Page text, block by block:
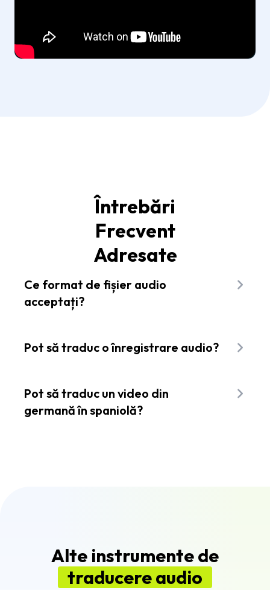
Întrebări
Frecvent
Adresate
Ce format de fișier audio
acceptați?
fișiere audio, inclusiv mp3, mp4, flac, ogg, wav și
multe altele.
Pot să traduc o înregistrare audio?
audio cu Flixier, care vă permite să generați o
transcriere a audio-ului și să o traduceți automat
în limba dorită.
Pot să traduc un video din
germană în spaniolă?
Alte instrumente de
traducere audio